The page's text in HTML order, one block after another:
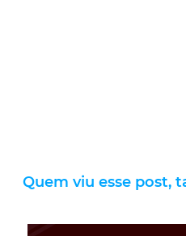
Quem viu esse post,